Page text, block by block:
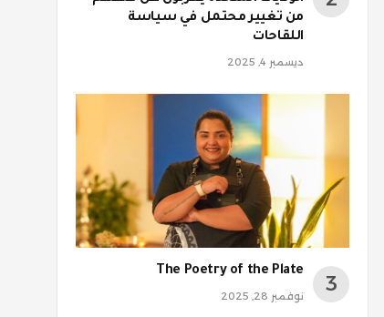
من تغيير محتمل في سياسة
اللقاحات
ديسمبر 4, 2025
The Poetry of the Plate
نوفمبر 28, 2025